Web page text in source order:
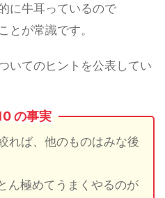
に牛耳っているので
とが常識です。
いてのヒントを公表してい
の事実
ば、他のものはみな後
極めてうまくやるのが